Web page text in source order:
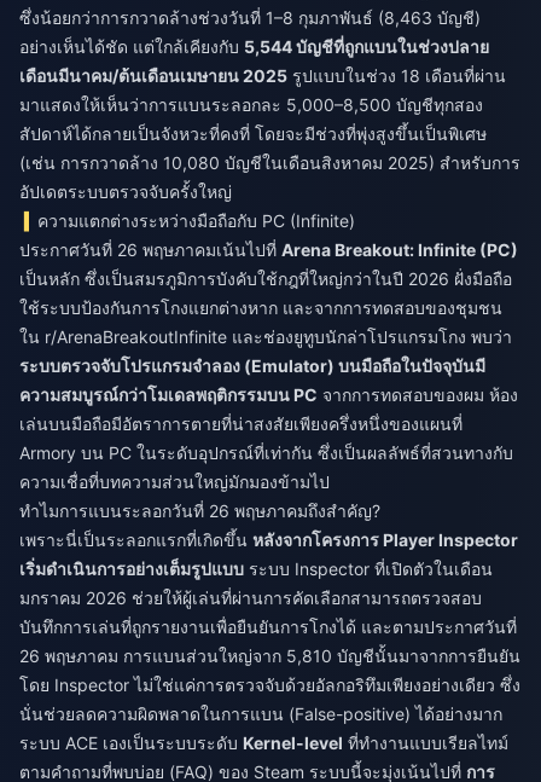
ซึ่งน้อยกว่าการกวาดล้างช่วงวันที่ 1–8 กุมภาพันธ์ (8,463 บัญชี)
อย่างเห็นได้ชัด แต่ใกล้เคียงกับ 5,544 บัญชีที่ถูกแบนในช่วงปลาย
เดือนมีนาคม/ต้นเดือนเมษายน 2025 รูปแบบในช่วง 18 เดือนที่ผ่าน
มาแสดงให้เห็นว่าการแบนระลอกละ 5,000–8,500 บัญชีทุกสอง
สัปดาห์ได้กลายเป็นจังหวะที่คงที่ โดยจะมีช่วงที่พุ่งสูงขึ้นเป็นพิเศษ
(เช่น การกวาดล้าง 10,080 บัญชีในเดือนสิงหาคม 2025) สำหรับการ
อัปเดตระบบตรวจจับครั้งใหญ่
ความแตกต่างระหว่างมือถือกับ PC (Infinite)
ประกาศวันที่ 26 พฤษภาคมเน้นไปที่ Arena Breakout: Infinite (PC)
เป็นหลัก ซึ่งเป็นสมรภูมิการบังคับใช้กฎที่ใหญ่กว่าในปี 2026 ฝั่งมือถือ
ใช้ระบบป้องกันการโกงแยกต่างหาก และจากการทดสอบของชุมชน
ใน r/ArenaBreakoutInfinite และช่องยูทูบนักล่าโปรแกรมโกง พบว่า
ระบบตรวจจับโปรแกรมจำลอง (Emulator) บนมือถือในปัจจุบันมี
ความสมบูรณ์กว่าโมเดลพฤติกรรมบน PC จากการทดสอบของผม ห้อง
เล่นบนมือถือมีอัตราการตายที่น่าสงสัยเพียงครึ่งหนึ่งของแผนที่
Armory บน PC ในระดับอุปกรณ์ที่เท่ากัน ซึ่งเป็นผลลัพธ์ที่สวนทางกับ
ความเชื่อที่บทความส่วนใหญ่มักมองข้ามไป
ทำไมการแบนระลอกวันที่ 26 พฤษภาคมถึงสำคัญ?
เพราะนี่เป็นระลอกแรกที่เกิดขึ้น หลังจากโครงการ Player Inspector
เริ่มดำเนินการอย่างเต็มรูปแบบ ระบบ Inspector ที่เปิดตัวในเดือน
มกราคม 2026 ช่วยให้ผู้เล่นที่ผ่านการคัดเลือกสามารถตรวจสอบ
บันทึกการเล่นที่ถูกรายงานเพื่อยืนยันการโกงได้ และตามประกาศวันที่
26 พฤษภาคม การแบนส่วนใหญ่จาก 5,810 บัญชีนั้นมาจากการยืนยัน
โดย Inspector ไม่ใช่แค่การตรวจจับด้วยอัลกอริทึมเพียงอย่างเดียว ซึ่ง
นั่นช่วยลดความผิดพลาดในการแบน (False-positive) ได้อย่างมาก
ระบบ ACE เองเป็นระบบระดับ Kernel-level ที่ทำงานแบบเรียลไทม์
ตามคำถามที่พบบ่อย (FAQ) ของ Steam ระบบนี้จะมุ่งเน้นไปที่ การ